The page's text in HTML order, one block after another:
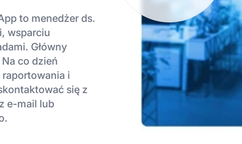
to menedżer ds.
wsparciu
Główny
co dzień
i
się z
e-mail lub